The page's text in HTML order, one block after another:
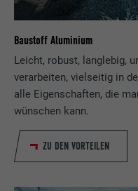
Baustoff Aluminium
Leicht, robust, langlebig,
verarbeiten, vielseitig in
alle Eigenschaften, die
wünschen kann.
ZU DEN VORTEILEN